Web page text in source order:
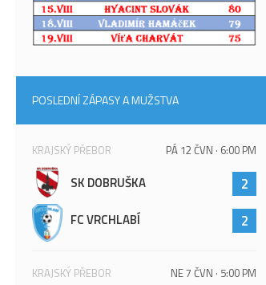
POSLEDNÍ ZÁPASY A MUŽSTVA
KRAJSKÝ PŘEBOR PÁ 12 ČVN · 6:00 PM
SK DOBRUŠKA 2
FC VRCHLABÍ 2
KRAJSKÝ PŘEBOR NE 7 ČVN · 5:00 PM